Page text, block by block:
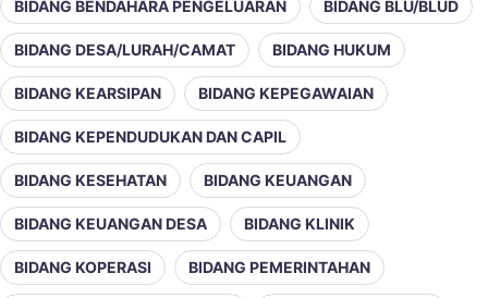
BIDANG BENDAHARA PENGELUARAN BIDANG BLU/BLUD
BIDANG DESA/LURAH/CAMAT BIDANG HUKUM
BIDANG KEARSIPAN BIDANG KEPEGAWAIAN
BIDANG KEPENDUDUKAN DAN CAPIL
BIDANG KESEHATAN BIDANG KEUANGAN
BIDANG KEUANGAN DESA BIDANG KLINIK
BIDANG KOPERASI BIDANG PEMERINTAHAN